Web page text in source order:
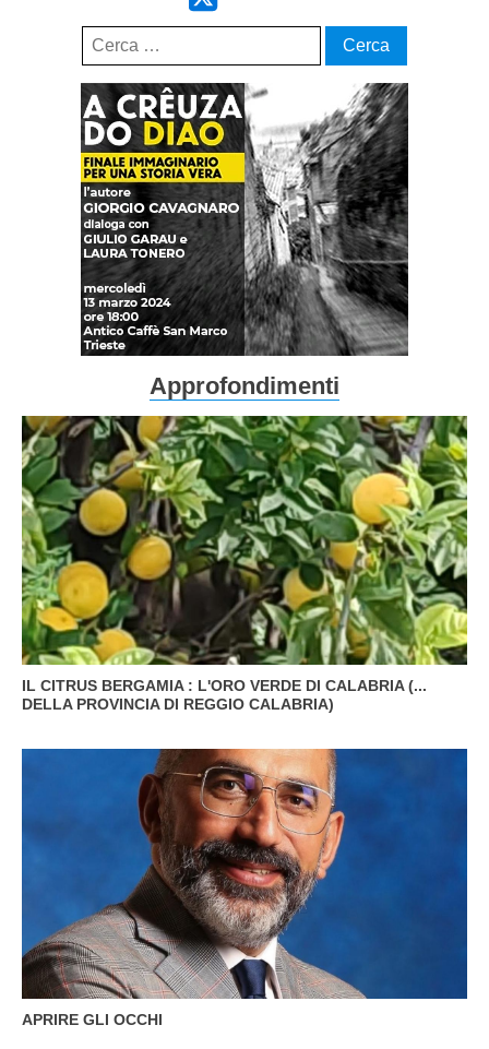
Ricerca
per:
Approfondimenti
IL CITRUS BERGAMIA : L'ORO VERDE DI CALABRIA (...
DELLA PROVINCIA DI REGGIO CALABRIA)
APRIRE GLI OCCHI